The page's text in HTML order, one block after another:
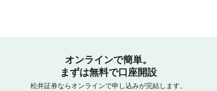
オンラインで簡単。
まずは無料で口座開設
松井証券ならオンラインで申し込みが完結します。